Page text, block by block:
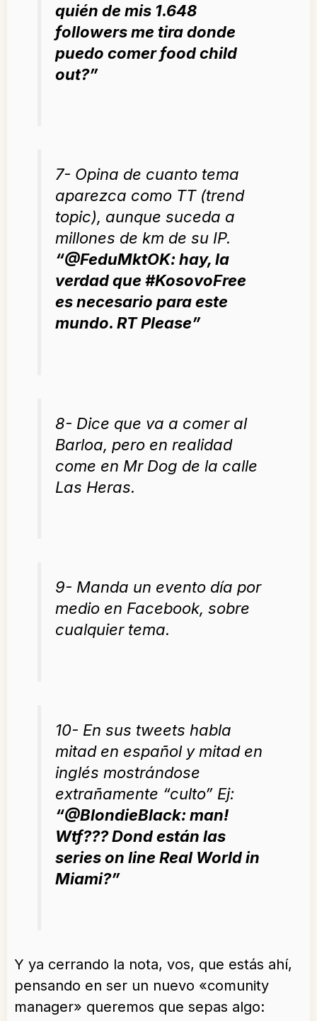
quién de mis 1.648
followers me tira donde
puedo comer food child
out?”
7- Opina de cuanto tema
aparezca como TT (trend
topic), aunque suceda a
millones de km de su IP.
“@FeduMktOK: hay, la
verdad que #KosovoFree
es necesario para este
mundo. RT Please”
8- Dice que va a comer al
Barloa, pero en realidad
come en Mr Dog de la calle
Las Heras.
9- Manda un evento día por
medio en Facebook, sobre
cualquier tema.
10- En sus tweets habla
mitad en español y mitad en
inglés mostrándose
extrañamente “culto” Ej:
“@BlondieBlack: man!
Wtf??? Dond están las
series on line Real World in
Miami?”
Y ya cerrando la nota, vos, que estás ahí,
pensando en ser un nuevo «comunity
manager» queremos que sepas algo: